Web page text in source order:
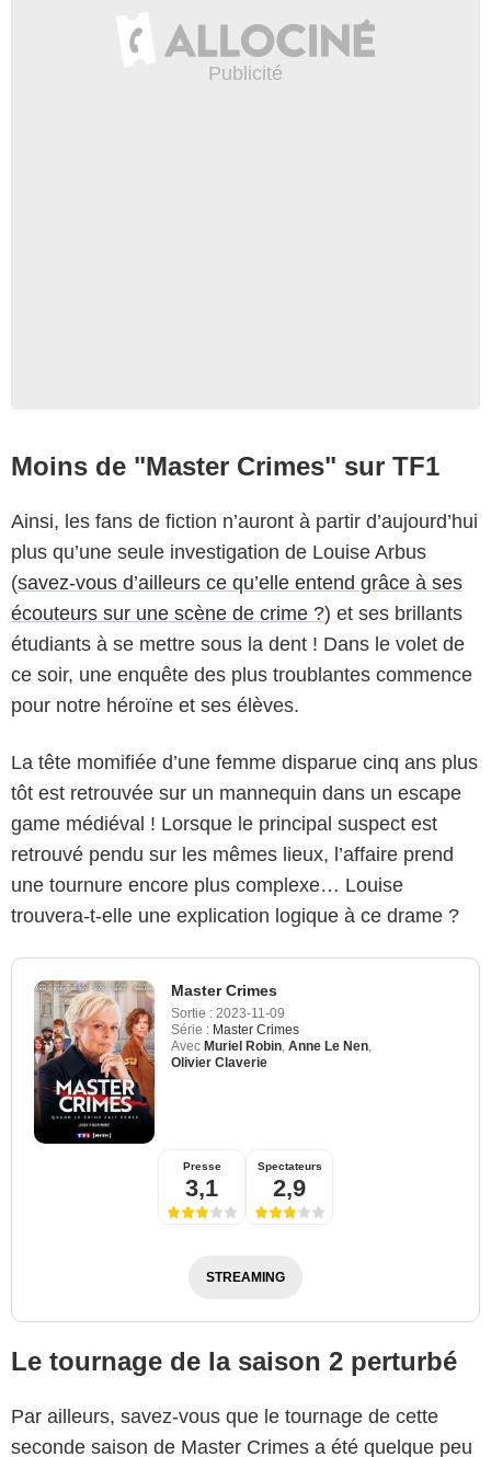
Moins de "Master Crimes" sur TF1
Ainsi, les fans de fiction n’auront à partir d’aujourd’hui
plus qu’une seule investigation de Louise Arbus
(savez-vous d’ailleurs ce qu’elle entend grâce à ses
écouteurs sur une scène de crime ?) et ses brillants
étudiants à se mettre sous la dent ! Dans le volet de
ce soir, une enquête des plus troublantes commence
pour notre héroïne et ses élèves.
La tête momifiée d’une femme disparue cinq ans plus
tôt est retrouvée sur un mannequin dans un escape
game médiéval ! Lorsque le principal suspect est
retrouvé pendu sur les mêmes lieux, l’affaire prend
une tournure encore plus complexe… Louise
trouvera-t-elle une explication logique à ce drame ?
Master Crimes
Sortie : 2023-11-09
Série : Master Crimes
Avec Muriel Robin Anne Le Nen
Olivier Claverie
Presse
3,1
Spectateurs
2,9
STREAMING
Le tournage de la saison 2 perturbé
Par ailleurs, savez-vous que le tournage de cette
seconde saison de Master Crimes a été quelque peu